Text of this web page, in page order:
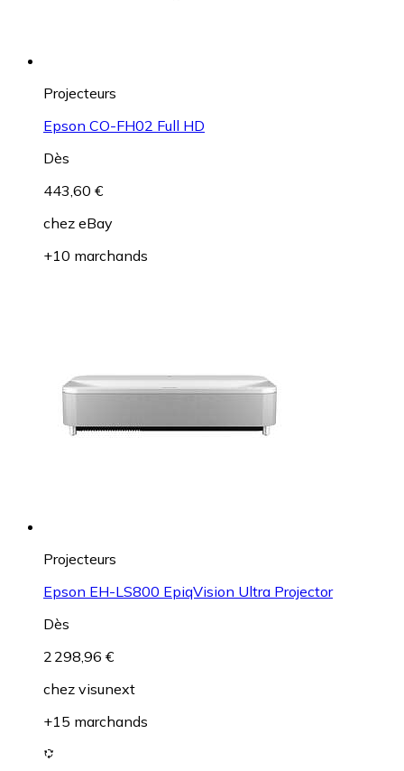
Projecteurs
Epson CO-FH02 Full HD
Dès
443,60 €
chez eBay
+10 marchands
Projecteurs
Epson EH-LS800 EpiqVision Ultra Projector
Dès
2 298,96 €
chez visunext
+15 marchands